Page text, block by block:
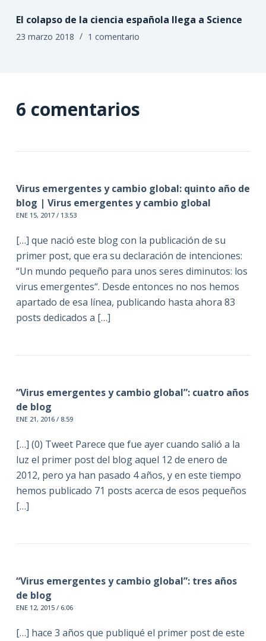
El colapso de la ciencia española llega a Science
23 marzo 2018 1 comentario
6 comentarios
Virus emergentes y cambio global: quinto año de
blog | Virus emergentes y cambio global
ENE 15, 2017 / 13:53
[…] que nació este blog con la publicación de su
primer post, que era su declaración de intenciones:
“Un mundo pequeño para unos seres diminutos: los
virus emergentes“. Desde entonces no nos hemos
apartado de esa línea, publicando hasta ahora 83
posts dedicados a […]
“Virus emergentes y cambio global”: cuatro años
de blog
ENE 21, 2016 / 8:59
[…] (0) Tweet Parece que fue ayer cuando salió a la
luz el primer post del blog aquel 12 de enero de
2012, pero ya han pasado 4 años, y en este tiempo
hemos publicado 71 posts acerca de esos pequeños
[…]
“Virus emergentes y cambio global”: tres años
de blog
ENE 12, 2015 / 6:06
[…] hace 3 años que publiqué el primer post de este